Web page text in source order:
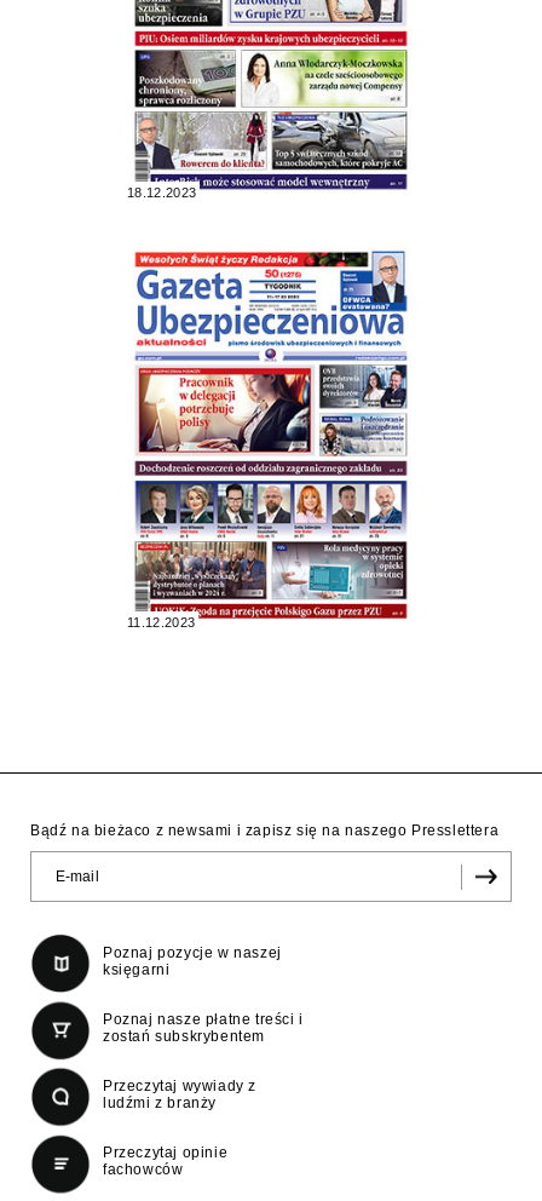
18.12.2023
11.12.2023
Bądź na bieżaco z newsami i zapisz się na naszego Presslettera
Poznaj pozycje w naszej
księgarni
Poznaj nasze płatne treści i
zostań subskrybentem
Przeczytaj wywiady z
ludźmi z branży
Przeczytaj opinie
fachowców